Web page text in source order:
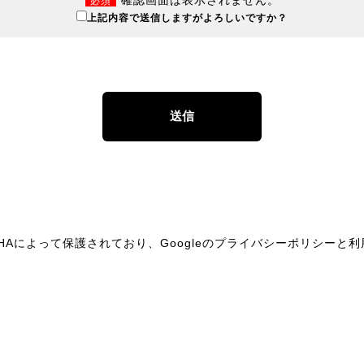
上記内容で送信しますがよろしいですか？
によって保護されており、Googleのプライバシーポリシー と 利